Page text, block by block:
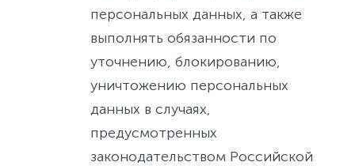
персональных данных, а также
выполнять обязанности по
уточнению, блокированию,
уничтожению персональных
данных в случаях,
предусмотренных
законодательством Российской